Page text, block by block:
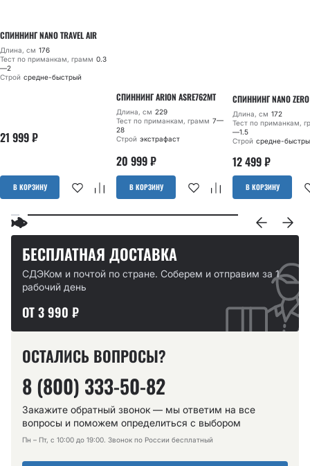
СПИННИНГ NANO TRAVEL AIR
Длина, см 176
Тест по приманкам, грамм 0.3
—2
Строй средне-быстрый
21 999₽
В КОРЗИНУ
СПИННИНГ ARION ASRE762MT
Длина, см 229
Тест по приманкам, грамм 7—
28
Строй экстрафаст
20 999₽
В КОРЗИНУ
СПИННИНГ NANO ZERO
Длина, см 172
Тест по приманкам,
—1.5
Строй средне-
12 499₽
В КОРЗИНУ
БЕСПЛАТНАЯ ДОСТАВКА
СДЭКом и почтой по стране. Соберем и отправим за 1
рабочий день
ОТ 3 990 ₽
ОСТАЛИСЬ ВОПРОСЫ?
8 (800) 333-50-82
Закажите обратный звонок — мы ответим на все
вопросы и поможем определиться с выбором
Пн – Пт, с 10:00 до 19:00. Звонок по России бесплатный